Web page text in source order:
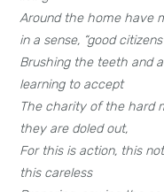
Around the home have
in a sense, “good
Brushing the teeth and
learning to accept
The charity of the hard
they are doled out,
For this is action, this
this careless